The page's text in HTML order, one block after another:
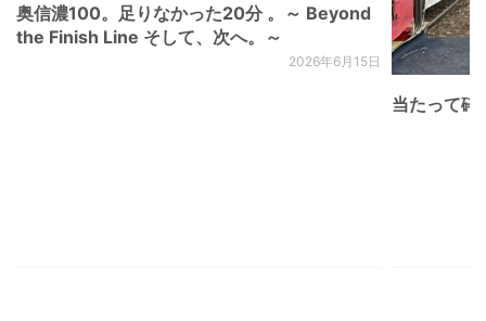
奥信濃100。足りなかった20分 。～ Beyond
the Finish Line そして、次へ。～
2026年6月15日
当たって砕